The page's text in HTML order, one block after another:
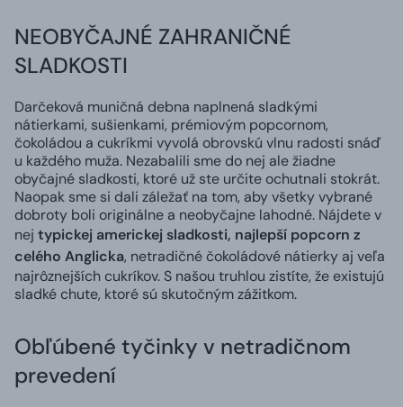
NEOBYČAJNÉ ZAHRANIČNÉ
SLADKOSTI
Darčeková muničná debna naplnená sladkými
nátierkami, sušienkami, prémiovým popcornom,
čokoládou a cukríkmi vyvolá obrovskú vlnu radosti snáď
u každého muža. Nezabalili sme do nej ale žiadne
obyčajné sladkosti, ktoré už ste určite ochutnali stokrát.
Naopak sme si dali záležať na tom, aby všetky vybrané
dobroty boli originálne a neobyčajne lahodné. Nájdete v
nej typickej americkej sladkosti, najlepší popcorn z
celého Anglicka, netradičné čokoládové nátierky aj veľa
najrôznejších cukríkov. S našou truhlou zistíte, že existujú
sladké chute, ktoré sú skutočným zážitkom.
Obľúbené tyčinky v netradičnom
prevedení